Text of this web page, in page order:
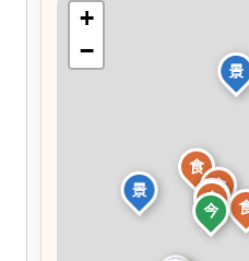
今
景
景
食
食
食
食
+
−